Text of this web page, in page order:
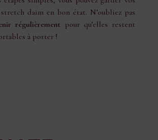
stretch daim en bon état. N’oubliez pas
régulièrement pour qu’elles restent
à porter !